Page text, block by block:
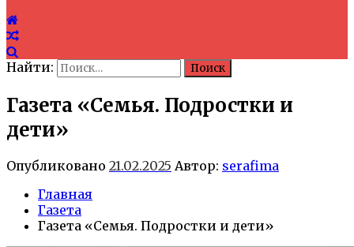
Найти:
Газета «Семья. Подростки и
дети»
Опубликовано 21.02.2025 Автор: serafima
Главная
Газета
Газета «Семья. Подростки и дети»